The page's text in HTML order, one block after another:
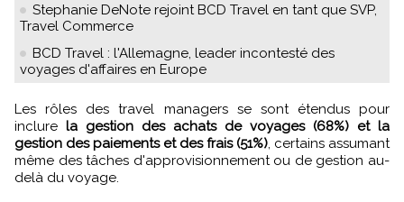
Stephanie DeNote rejoint BCD Travel en tant que SVP,
Travel Commerce
BCD Travel : l'Allemagne, leader incontesté des
voyages d'affaires en Europe
Les rôles des travel managers se sont étendus pour
inclure la gestion des achats de voyages (68%) et la
gestion des paiements et des frais (51%), certains assumant
même des tâches d'approvisionnement ou de gestion au-
delà du voyage.